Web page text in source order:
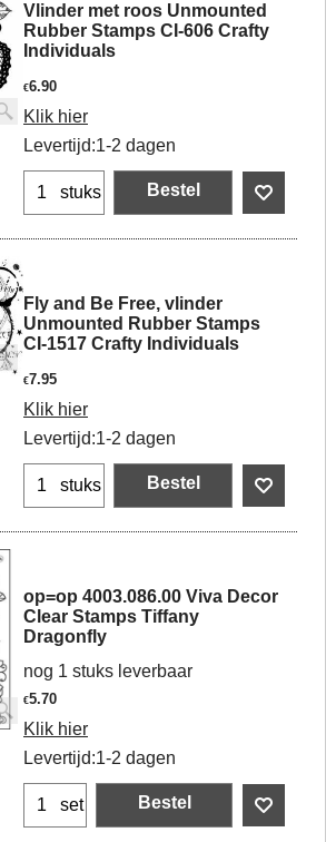
Vlinder met roos Unmounted
Rubber Stamps CI-606 Crafty
Individuals
€6.90
Klik hier
Levertijd:1-2 dagen
stuks Bestel
Fly and Be Free, vlinder
Unmounted Rubber Stamps
CI-1517 Crafty Individuals
€7.95
Klik hier
Levertijd:1-2 dagen
stuks Bestel
op=op 4003.086.00 Viva Decor
Clear Stamps Tiffany
Dragonfly
nog 1 stuks leverbaar
€5.70
Klik hier
Levertijd:1-2 dagen
set Bestel